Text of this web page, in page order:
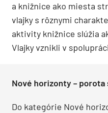
a knižnice ako miesta
vlajky s rôznymi
aktivity knižnice slúžia
Vlajky vznikli v
Nové horizonty –
Do kategórie Nové